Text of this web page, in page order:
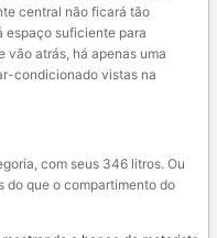
central não ficará tão
espaço suficiente para
vão atrás, há apenas uma
condicionado vistas na
com seus 346 litros. Ou
do que o compartimento do